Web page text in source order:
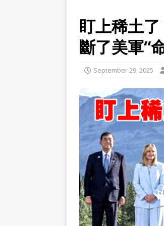
盯上稀土
斷了美軍“
September 29, 2025